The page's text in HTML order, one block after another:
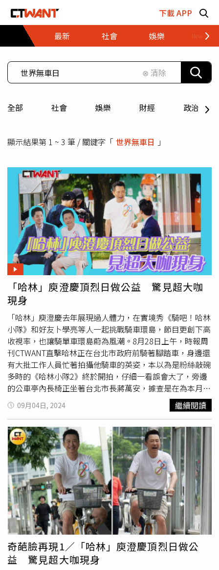
下載 APP
最新
社會 娛樂 財經
⊗ 清除
全部 社會 娛樂 財經 政治
顯示結果第 1 ~ 3 筆 / 關鍵字「 世界無車日 」
「哈林」庾澄慶頂烈日做公益 驚見超大咖
現身
「哈林」庾澄慶去年展現過人體力，在實境秀《騎吧！哈林
小隊》和好友卜學亮等人一起挑戰騎車環島，節目更創下高
收視率，也讓騎單車環島蔚為風潮。8月28日上午，時報周
刊CTWANT直擊哈林正在台北市政府前騎著腳踏車，身邊還
有大批工作人員忙著拍攝他騎車的英姿，本以為是粉絲敲碗
多時的《哈林小隊2》終於開拍，仔細一看誤會大了，旁邊
的公車亭內長椅正坐著台北市長蔣萬安，據查是在為本月22
日的「世界無車日
09月04日, 2024 繼續閱讀
奇葩臉再現1／「哈林」庾澄慶頂烈日做公
益 驚見超大咖現身